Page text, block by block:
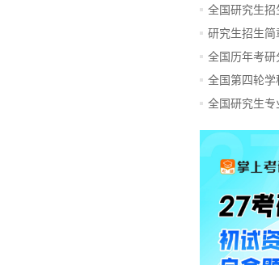
全国研究生招
研究生招生简
全国历年考研
全国第四轮学
全国研究生专